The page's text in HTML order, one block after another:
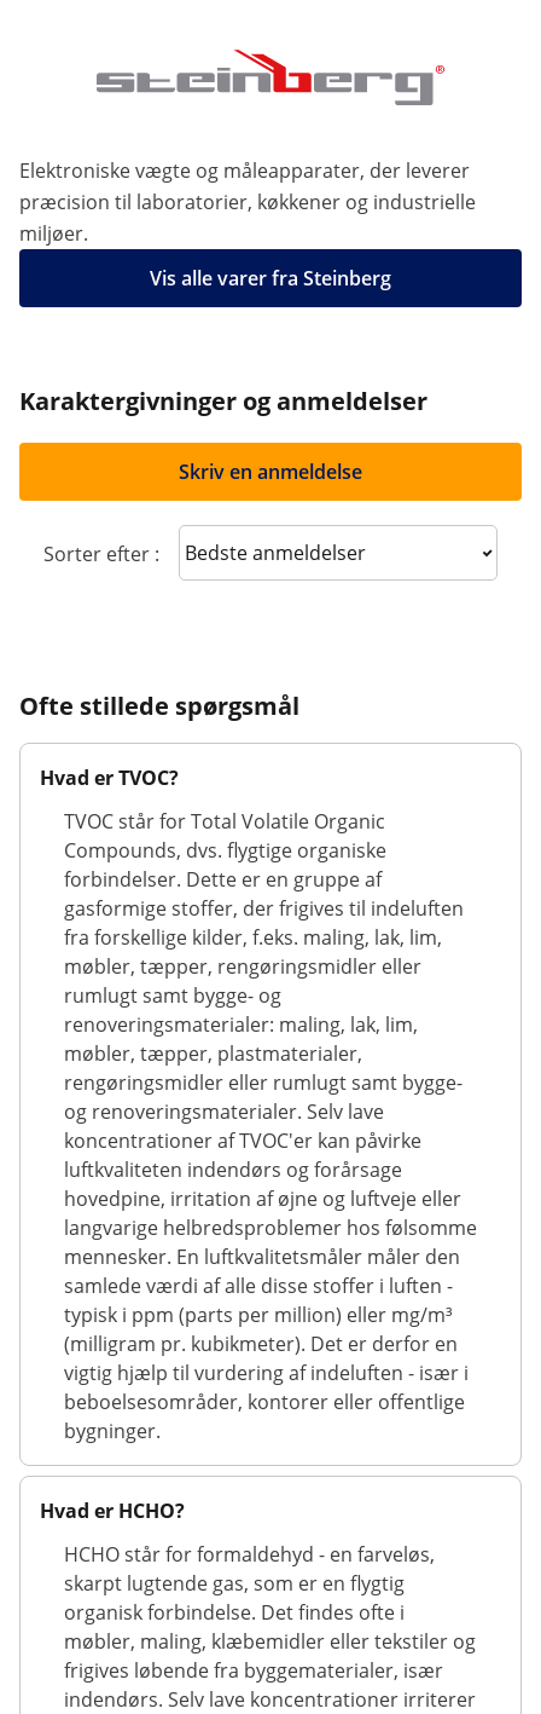
Elektroniske vægte og måleapparater, der leverer
præcision til laboratorier, køkkener og industrielle
miljøer.
Vis alle varer fra Steinberg
Karaktergivninger og anmeldelser
Skriv en anmeldelse
Sorter efter : Sort reviews
Ofte stillede spørgsmål
Hvad er TVOC?
TVOC står for Total Volatile Organic
Compounds, dvs. flygtige organiske
forbindelser. Dette er en gruppe af
gasformige stoffer, der frigives til indeluften
fra forskellige kilder, f.eks. maling, lak, lim,
møbler, tæpper, rengøringsmidler eller
rumlugt samt bygge- og
renoveringsmaterialer: maling, lak, lim,
møbler, tæpper, plastmaterialer,
rengøringsmidler eller rumlugt samt bygge-
og renoveringsmaterialer. Selv lave
koncentrationer af TVOC'er kan påvirke
luftkvaliteten indendørs og forårsage
hovedpine, irritation af øjne og luftveje eller
langvarige helbredsproblemer hos følsomme
mennesker. En luftkvalitetsmåler måler den
samlede værdi af alle disse stoffer i luften -
typisk i ppm (parts per million) eller mg/m³
(milligram pr. kubikmeter). Det er derfor en
vigtig hjælp til vurdering af indeluften - især i
beboelsesområder, kontorer eller offentlige
bygninger.
Hvad er HCHO?
HCHO står for formaldehyd - en farveløs,
skarpt lugtende gas, som er en flygtig
organisk forbindelse. Det findes ofte i
møbler, maling, klæbemidler eller tekstiler og
frigives løbende fra byggematerialer, især
indendørs. Selv lave koncentrationer irriterer